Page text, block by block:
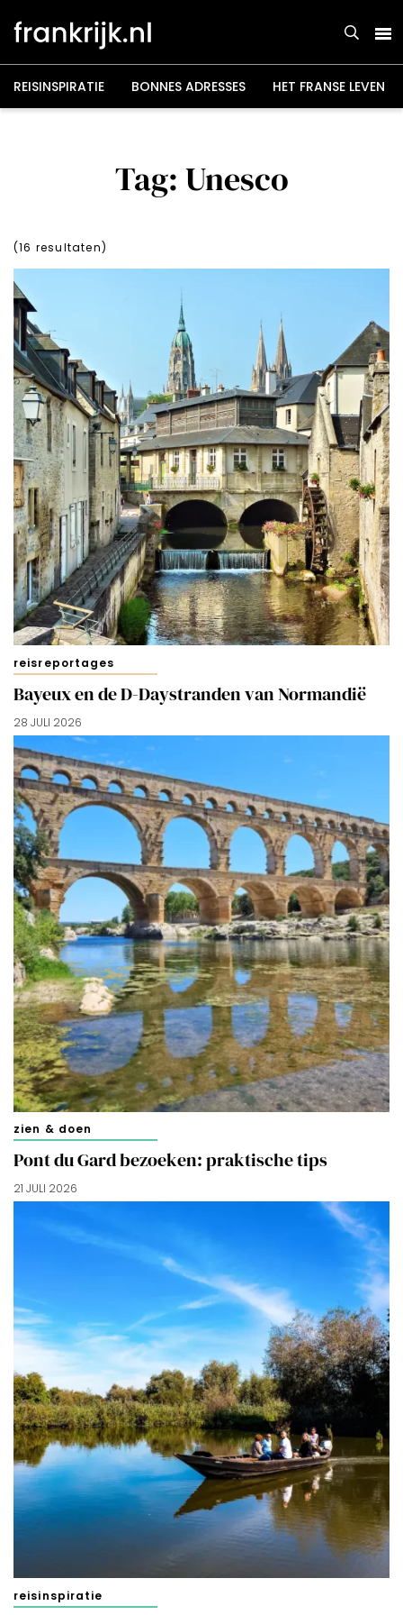
naar
inhoud
REISINSPIRATIE BONNES ADRESSES HET FRANSE LEVEN
Tag: Unesco
(16 resultaten)
reisreportages
Bayeux en de D-Daystranden van Normandië
28 JULI 2026
zien & doen
Pont du Gard bezoeken: praktische tips
21 JULI 2026
reisinspiratie